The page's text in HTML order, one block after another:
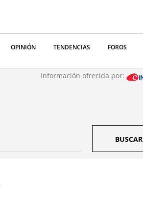
OPINIÓN TENDENCIAS FOROS
Información ofrecida por:
BUSCAR